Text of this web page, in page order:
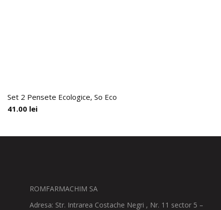
Set 2 Pensete Ecologice, So Eco
41.00 lei
ROMFARMACHIM SA
Adresa: Str. Intrarea Costache Negri , Nr. 11 sector 5 –